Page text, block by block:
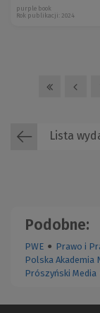
purple book
Rok publikacji: 2024
Lista
Podobne:
PWE ● Prawo i
Polska Akademia
Prószyński Media